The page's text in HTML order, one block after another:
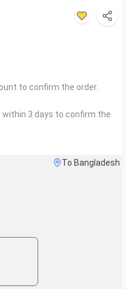
to confirm the order.
within 3 days to confirm the
To Bangladesh